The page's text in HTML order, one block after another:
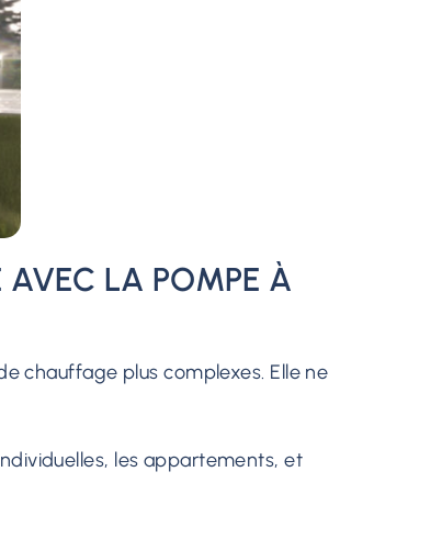
LA POMPE À
chauffage plus complexes. Elle ne
les appartements, et